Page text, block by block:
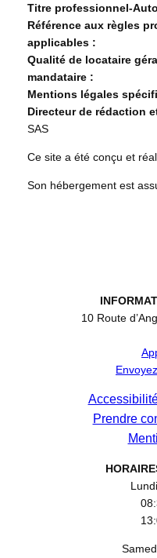
Titre professionnel-
Référence aux règles
applicables :
Qualité de locataire
mandataire :
Mentions légales
Directeur de rédaction
SAS
Ce site a été conçu et
Son hébergement est
10 Route
Prendre